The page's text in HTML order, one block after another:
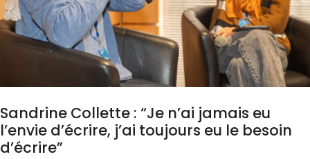
Sandrine Collette : “Je n’ai jamais eu
l’envie d’écrire, j’ai toujours eu le besoin
d’écrire”